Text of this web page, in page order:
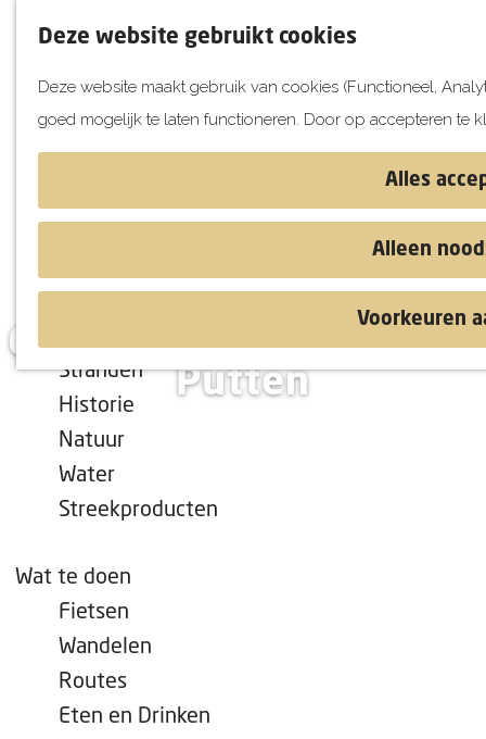
Deze website gebruikt cookies
Deze website maakt gebruik van cookies (Functioneel,
goed mogelijk te laten functioneren. Door op accepteren te
Alles
Alleen
Voorkeuren
e
a
UITagenda
Morgen
Dit weekend
Stranden
Historie
Natuur
Water
Streekproducten
Wat te doen
Fietsen
Wandelen
Routes
Eten en Drinken
Overnachten op Voorne-
Putten